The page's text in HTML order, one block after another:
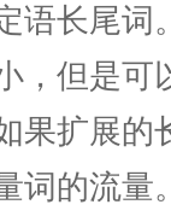
语长尾词
，但是可
果扩展的
词的流量